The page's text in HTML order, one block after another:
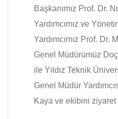
Başkanımız Prof. Dr.
Yardımcımız ve
Yardımcımız Prof. Dr.
Genel Müdürümüz
ile Yıldız Teknik
Genel Müdür
Kaya ve ekibini ziyaret